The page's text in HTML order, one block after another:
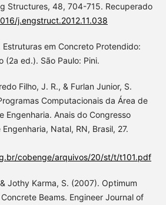
Structures, 48, 704-715. Recuperado
j.engstruct.2012.11.038
Estruturas em Concreto Protendido:
(2a ed.). São Paulo: Pini.
Filho, J. R., & Furlan Junior, S.
Computacionais da Área de
Engenharia. Anais do Congresso
Natal, RN, Brasil, 27.
cobenge/arquivos/20/st/t/t101.pdf
Jothy Karma, S. (2007). Optimum
Beams. Engineer Journal of